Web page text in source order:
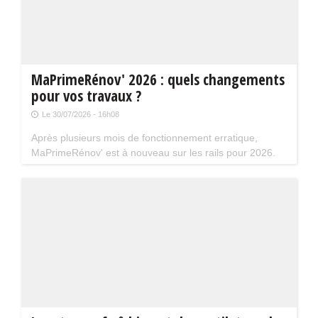
MaPrimeRénov' 2026 : quels changements
pour vos travaux ?
Le 30/07/2026 - 16h08
Après plusieurs mois de fonctionnement erratique,
MaPrimeRénov' est à nouveau sur les rails pour 2026.